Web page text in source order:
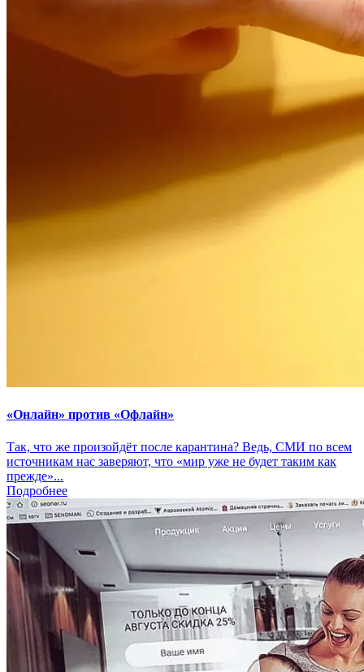
«Онлайн» против «Офлайн»
Так, что же произойдёт после карантина? Ведь, СМИ по всем
источникам нас заверяют, что «мир уже не будет таким как
прежде»...
Подробнее